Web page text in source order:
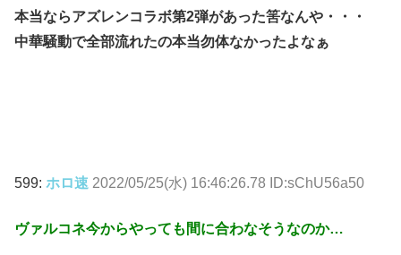
本当ならアズレンコラボ第2弾があった筈なんや・・・
中華騒動で全部流れたの本当勿体なかったよなぁ
599: ホロ速 2022/05/25(水) 16:46:26.78 ID:sChU56a50
ヴァルコネ今からやっても間に合わなそうなのか…